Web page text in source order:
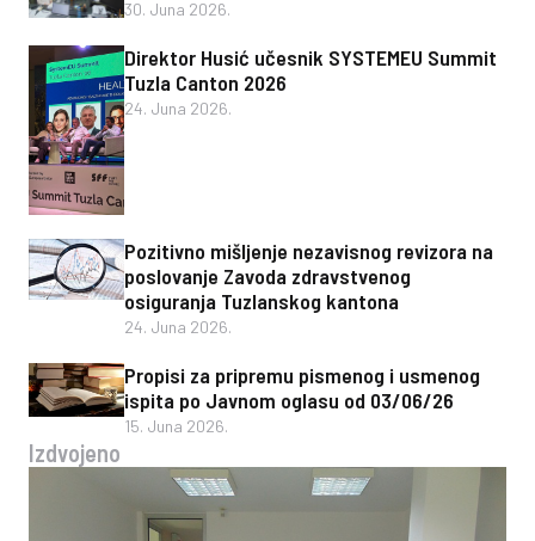
30. Juna 2026.
Direktor Husić učesnik SYSTEMEU Summit
Tuzla Canton 2026
24. Juna 2026.
Pozitivno mišljenje nezavisnog revizora na
poslovanje Zavoda zdravstvenog
osiguranja Tuzlanskog kantona
24. Juna 2026.
Propisi za pripremu pismenog i usmenog
ispita po Javnom oglasu od 03/06/26
15. Juna 2026.
Izdvojeno